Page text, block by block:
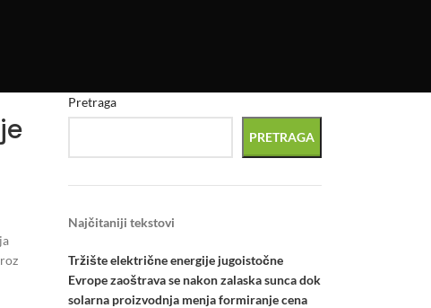
Pretraga
PRETRAGA
Najčitaniji tekstovi
Tržište električne energije jugoistočne
Evrope zaoštrava se nakon zalaska sunca dok
solarna proizvodnja menja formiranje cena